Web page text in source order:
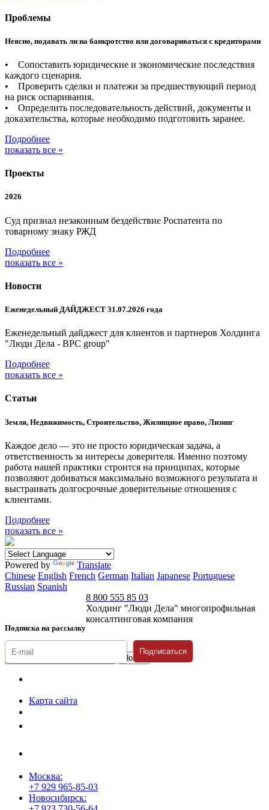
Проблемы
Неясно, подавать ли на банкротство или договариваться с кредиторами
• Сопоставить юридические и экономические последствия
каждого сценария.
• Проверить сделки и платежи за предшествующий период
на риск оспаривания.
• Определить последовательность действий, документы и
доказательства, которые необходимо подготовить заранее.
Подробнее
показать все »
Проекты
2026
Суд признал незаконным бездействие Роспатента по
товарному знаку РЖД
Подробнее
показать все »
Новости
Еженедельный ДАЙДЖЕСТ 31.07.2026 года
Еженедельный дайджест для клиентов и партнеров Холдинга
"Люди Дела - BPC group"
Подробнее
показать все »
Статьи
Земля, Недвижимость, Строительство, Жилищное право, Лизинг
Каждое дело — это не просто юридическая задача, а
ответственность за интересы доверителя. Именно поэтому
работа нашей практики строится на принципах, которые
позволяют добиваться максимально возможного результата и
выстраивать долгосрочные доверительные отношения с
клиентами.
Подробнее
показать все »
Powered by
Translate
Chinese English French German Italian Japanese Portuguese
Russian Spanish
Подписка на рассылку
8 800 555 85 03
Холдинг "Люди Дела" многопрофильная
консалтинговая компания
Подписаться
Карта сайта
Москва:
+7 929 965-85-03
Новосибирск: